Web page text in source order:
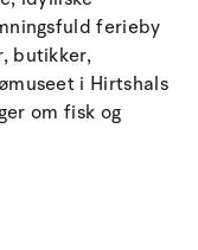
ferieby
butikker,
i Hirtshals
om fisk og